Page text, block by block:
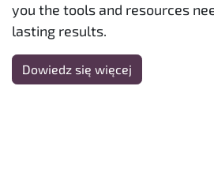
you the tools and resources
lasting results.
Dowiedz się więcej